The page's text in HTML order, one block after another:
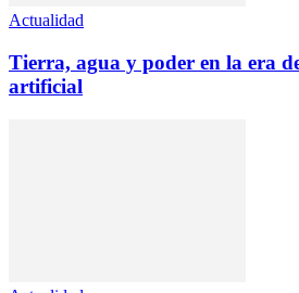
Actualidad
Tierra, agua y poder en la era
artificial